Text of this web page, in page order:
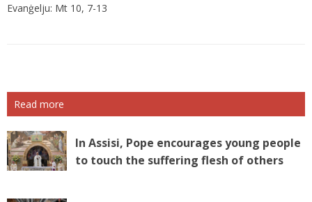
Evanġelju: Mt 10, 7-13
Read more
In Assisi, Pope encourages young people
to touch the suffering flesh of others